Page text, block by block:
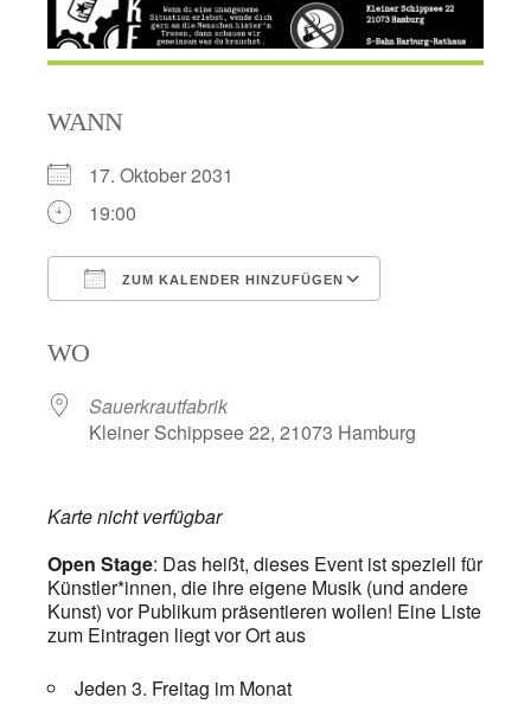
WANN
17. Oktober 2031
19:00
ZUM KALENDER HINZUFÜGEN
WO
Sauerkrautfabrik
Kleiner Schippsee 22, 21073 Hamburg
Karte nicht verfügbar
Open Stage: Das heißt, dieses Event ist speziell für
Künstler*innen, die ihre eigene Musik (und andere
Kunst) vor Publikum präsentieren wollen! Eine Liste
zum Eintragen liegt vor Ort aus
Jeden 3. Freitag im Monat